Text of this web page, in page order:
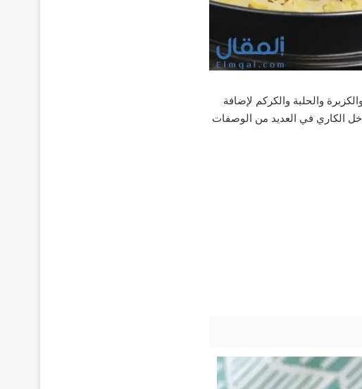
والحلبة والكركم لإضافة
الكاري في العديد من الوصفات